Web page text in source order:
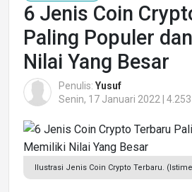
6 Jenis Coin
Paling Populer
Nilai Yang Besar
Penulis: Yusuf
Senin, 17 Januari 2022 |
Ilustrasi Jenis Coin Crypto Terbaru.